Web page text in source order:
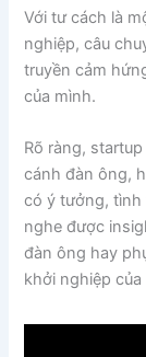
Với tư cách là
nghiệp, câu
truyền cảm
của mình.
Rõ ràng,
cánh đàn ông,
có ý tưởng, tình
nghe được
đàn ông hay
khởi nghiệp